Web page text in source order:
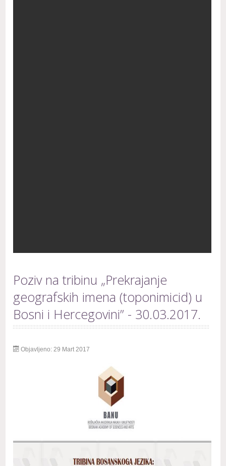
Poziv na tribinu „Prekrajanje
geografskih imena (toponimicid) u
Bosni i Hercegovini” - 30.03.2017.
Objavljeno: 29 Mart 2017